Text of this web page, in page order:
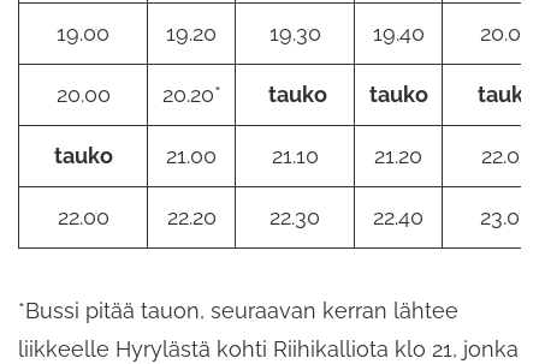
19.00 19.20 19.30 19.40 20.00
20.00 20.20* tauko tauko tauko
tauko 21.00 21.10 21.20 22.00
22.00 22.20 22.30 22.40 23.00
*Bussi pitää tauon, seuraavan kerran lähtee
liikkeelle Hyrylästä kohti Riihikalliota klo 21, jonka